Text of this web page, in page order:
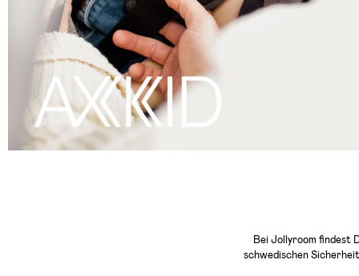
Bei Jollyroom findest
schwedischen